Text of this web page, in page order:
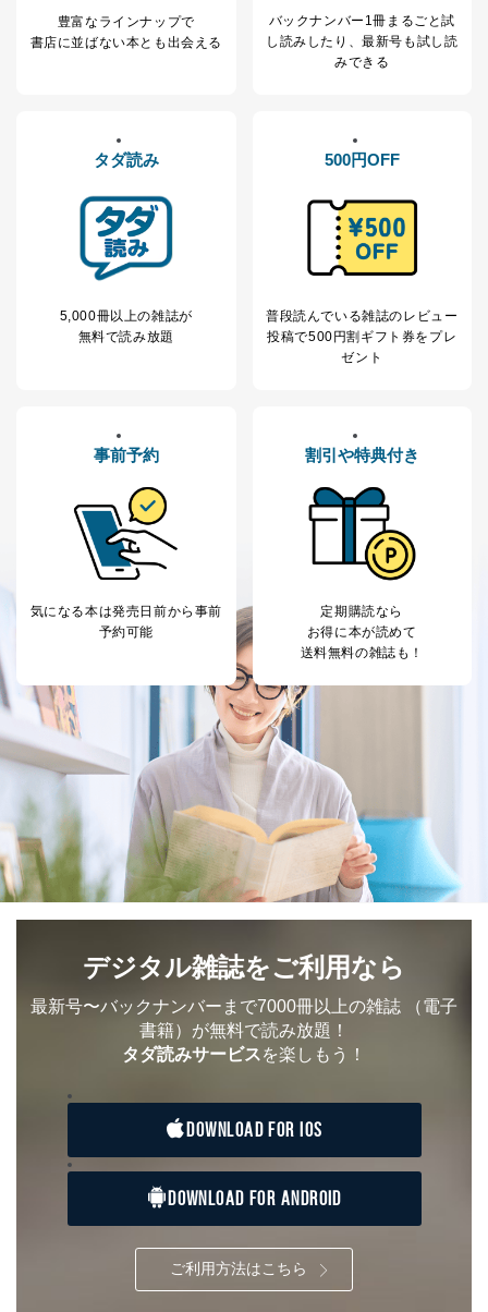
法令に基づく場合
人の生命､身体または財産の保護のために必要があ
ために特に必要がある場合であって、本人の同意を得
ることが困難である場合。
受けた者が法令の定める事務を遂行することに対して
協力する必要がある場合であって、本人の同意を得る
ことにより当該事務の遂行に支障を及ぼすおそれがあ
るとき。
結んだ企業に、業務の一部として個人情報の取扱いを
委託・提供する場合、その業務に必要な範囲で委託・
提供先企業に個人情報を開示することがあります。
ットカード決済などの決済代行・料金回収会社、
広告配信サービス会社
売店など商品の供給者、梱包会社、配送会社、新
聞販売店などの梱包・配送・配達会社
４．開示対象個人情報の「開示」「訂正」等の請求につ
当社は、本人から、開示対象個人情報について利用目的
の通知を求められた場合には、遅滞なくこれに応じま
す。ただし、以下①～④のいずれかに該当する場合は、
利用目的の通知を行なうことはできません。そのとき
は、本人に遅滞無くその旨を通知するとともに、理由を
説明させていただきます。
①利用目的を本人に通知し、又は公表することによって
本人又は第三者の生命、身体、財産その他の権利利益を
害するおそれがある場合
②利用目的を本人に通知し、又は公表することによって
当該事業者の権利又は正当な利益を害するおそれがある
場合
③国の機関又は地方公共団体が法令の定める事務を遂行
することに対して協力する必要がある場合であって、利
用目的を本人に通知し、又は公表することによって当該
④開示対象個人情報の利用目的が明らかな場合
開示対象個人情報については、保有個人データの本人ま
たはその代理人からの利用目的の通知、開示、変更等
（内容の訂正、追加または削除）、利用停止等（「利用
に対応させていただいております。 当社顧客の皆様の
で、訂正、追加、変更を行っていただくことが出来ま
す。マイページをご利用いただけない方、その他の方に
つきましては、下記Aをご覧ください。 また、ご登録い
ただいた個人情報のうち、市町村などの名称および郵便
せていただく場合があります。
豊富なラインナップで
書店に並ばない本とも出会える
バックナンバー1冊まるごと試
し読み したり、最新号も試し読
みできる
タダ読み
5,000冊以上の雑誌が
無料で読み放題
500円OFF
普段読んでいる雑誌のレビュー
投稿で500円割ギフト券をプレ
ゼント
事前予約
気になる本は発売日前から事前
予約可能
割引や特典付き
定期購読なら
お得に本が読めて
送料無料の雑誌も！
デジタル雑誌をご利用なら
最新号〜バックナンバーまで7000冊以上の雑誌 （電子
書籍）が無料で読み放題！
タダ読みサービス を楽しもう！
DOWNLOAD FOR IOS
DOWNLOAD FOR ANDROID
ご利用方法はこちら